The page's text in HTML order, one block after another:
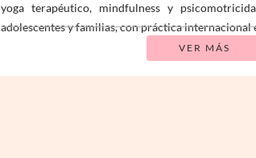
yoga terapéutico, mindfulness y
adolescentes y familias, con práctica internacional
VER MÁS